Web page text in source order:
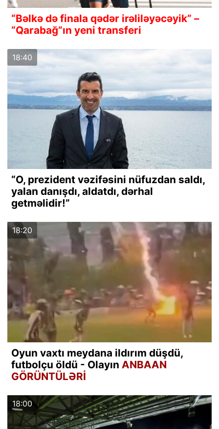
“Bəlkə də finala qədər irəliləyəcəyik” –
“Qarabağ”ın yeni transferi
18:40
“O, prezident vəzifəsini nüfuzdan saldı,
yalan danışdı, aldatdı, dərhal
getməlidir!”
18:20
Oyun vaxtı meydana ildırım düşdü,
futbolçu öldü - Olayın ANBAAN
GÖRÜNTÜLƏRİ
18:00